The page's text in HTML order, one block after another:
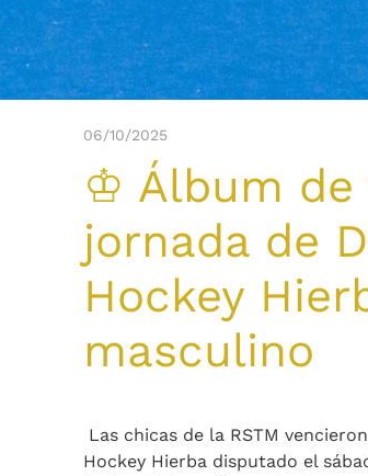
06/10/2025
♔ Álbum de
jornada de
Hockey
masculino
Las chicas de la RSTM
Hockey Hierba disputado el